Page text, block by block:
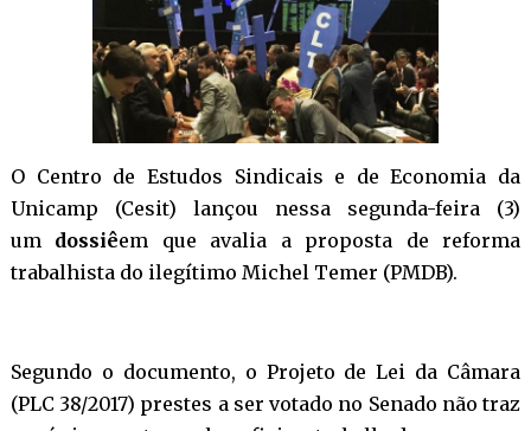
O Centro de Estudos Sindicais e de Economia da
Unicamp (Cesit) lançou nessa segunda-feira (3)
um dossiêem que avalia a proposta de reforma
trabalhista do ilegítimo Michel Temer (PMDB).
Segundo o documento, o Projeto de Lei da Câmara
(PLC 38/2017) prestes a ser votado no Senado não traz